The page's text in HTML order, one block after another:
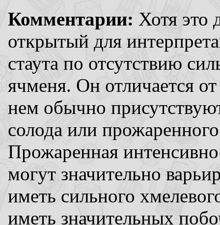
Комментарии: Хотя это
открытый для
стаута по отсутствию
ячменя. Он отличается
нем обычно
солода или
Прожаренная
могут значительно
иметь сильного
иметь значительных